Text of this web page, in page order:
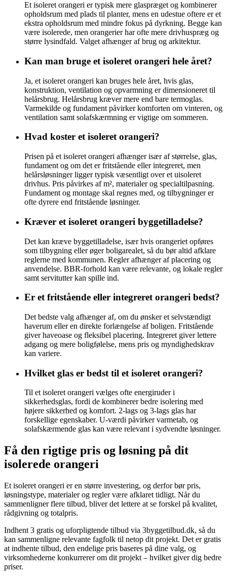
Et isoleret orangeri er typisk mere glaspræget og kombinerer
opholdsrum med plads til planter, mens en udestue oftere er et
ekstra opholdsrum med mindre fokus på dyrkning. Begge kan
være isolerede, men orangerier har ofte mere drivhuspræg og
større lysindfald. Valget afhænger af brug og arkitektur.
Kan man bruge et isoleret orangeri hele året?
Ja, et isoleret orangeri kan bruges hele året, hvis glas,
konstruktion, ventilation og opvarmning er dimensioneret til
helårsbrug. Helårsbrug kræver mere end bare termoglas.
Varmekilde og fundament påvirker komforten om vinteren, og
ventilation samt solafskærmning er vigtige om sommeren.
Hvad koster et isoleret orangeri?
Prisen på et isoleret orangeri afhænger især af størrelse, glas,
fundament og om det er fritstående eller integreret, men
helårsløsninger ligger typisk væsentligt over et uisoleret
drivhus. Pris påvirkes af m², materialer og specialtilpasning.
Fundament og montage skal regnes med, og tilbygninger er
ofte dyrere end fritstående løsninger.
Kræver et isoleret orangeri byggetilladelse?
Det kan kræve byggetilladelse, især hvis orangeriet opføres
som tilbygning eller øger boligarealet, så du bør altid afklare
reglerne med kommunen. Regler afhænger af placering og
anvendelse. BBR-forhold kan være relevante, og lokale regler
samt servitutter kan spille ind.
Er et fritstående eller integreret orangeri bedst?
Det bedste valg afhænger af, om du ønsker et selvstændigt
haverum eller en direkte forlængelse af boligen. Fritstående
giver haveoase og fleksibel placering. Integreret giver lettere
adgang og mere boligfølelse, mens pris og myndighedskrav
kan variere.
Hvilket glas er bedst til et isoleret orangeri?
Til et isoleret orangeri vælges ofte energiruder i
sikkerhedsglas, fordi de kombinerer bedre isolering med
højere sikkerhed og komfort. 2-lags og 3-lags glas har
forskellige egenskaber. U-værdi påvirker varmetab, og
solafskærmende glas kan være relevant i sydvendte løsninger.
Få den rigtige pris og løsning på dit
isolerede orangeri
Et isoleret orangeri er en større investering, og derfor bør pris,
løsningstype, materialer og regler være afklaret tidligt. Når du
sammenligner flere tilbud, bliver det lettere at se forskel på kvalitet,
rådgivning og totalpris.
Indhent 3 gratis og uforpligtende tilbud via 3byggetilbud.dk, så du
kan sammenligne relevante fagfolk til netop dit projekt. Det er gratis
at indhente tilbud, den endelige pris baseres på dine valg, og
virksomhederne konkurrerer om dit projekt – hvilket giver dig bedre
priser.